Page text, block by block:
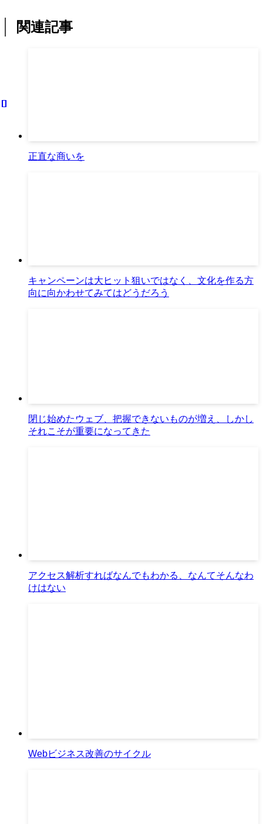
関連記事
正直な商いを
キャンペーンは大ヒット狙いではなく、文化を作る方
向に向かわせてみてはどうだろう
閉じ始めたウェブ、把握できないものが増え、しかし
それこそが重要になってきた
アクセス解析すればなんでもわかる、なんてそんなわ
けはない
Webビジネス改善のサイクル